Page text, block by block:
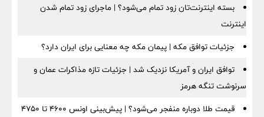
بسته اینترنت‌تان زود تمام می‌شود؟ | ماجرای زود تمام شدن
اینترنت
جزئیات توافق مکه | پیمان مکه چه معنایی برای ایران دارد؟
توافق ایران و آمریکا نزدیک شد | جزئیات تازه مذاکرات عمان و
سرنوشت تنگه هرمز
قیمت طلا دوباره منفجر می‌شود؟ | پیش‌بینی اونس ۴۶۰۰ تا ۴۷۵۰